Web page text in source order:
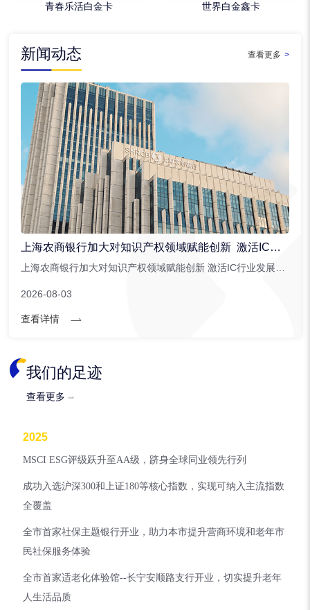
青春乐活白金卡 世界白金鑫卡
新闻动态 查看更多 >
上海农商银行加大对知识产权领域赋能创新 激活IC行业发展潜能
2026-08-03
查看详情
我们的足迹
查看更多
2025
MSCI ESG评级跃升至AA级，跻身全球同业领先行列
成功入选沪深300和上证180等核心指数，实现可纳入主流指数
全覆盖
全市首家社保主题银行开业，助力本市提升营商环境和老年市
民社保服务体验
全市首家适老化体验馆--长宁安顺路支行开业，切实提升老年
人生活品质